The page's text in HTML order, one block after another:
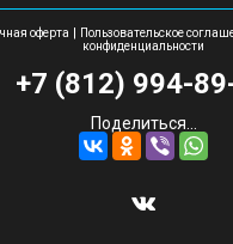
оферта | Пользовательское
конфиденциальности
Поделиться...
+7 (812) 994-